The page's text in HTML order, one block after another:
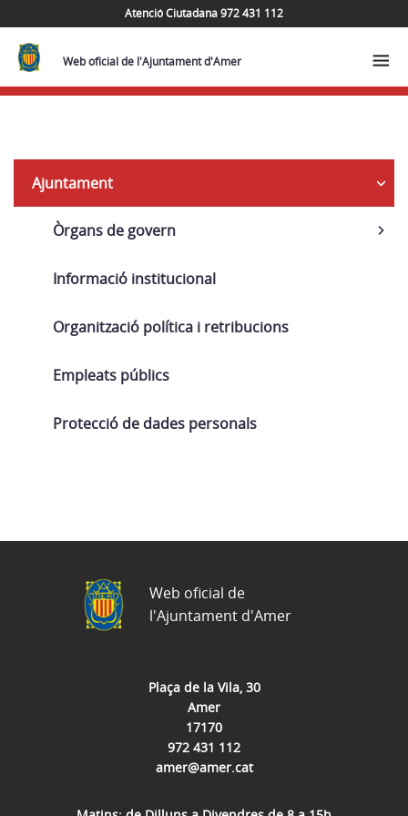
Atenció Ciutadana 972 431 112
Web oficial de l'Ajuntament d'Amer
Navega
Ajuntament
Òrgans de govern
Informació institucional
Organització política i retribucions
Empleats públics
Protecció de dades personals
Plaça de la Vila, 30
Amer
17170
972 431 112
amer@amer.cat
Web oficial de
l'Ajuntament d'Amer